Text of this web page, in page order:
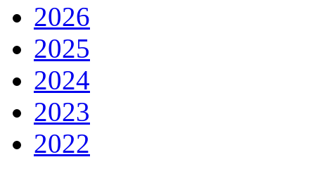
2026
2025
2024
2023
2022